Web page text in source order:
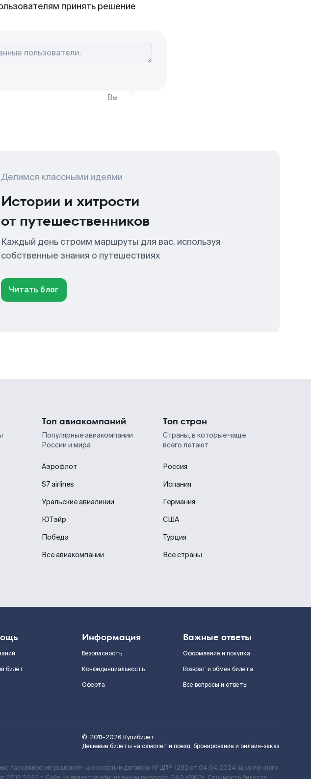
принять решение
Вы
Делимся классными идеями
Истории и хитрости
от путешественников
Каждый день строим маршруты для вас, используя
собственные знания о путешествиях
Читать блог
Топ авиакомпаний
Популярные авиакомпании
России и мира
Аэрофлот
S7 airlines
Уральские авиалинии
ЮТэйр
Победа
Все авиакомпании
Топ стран
Страны, в которые чаще
всего летают
Россия
Испания
Германия
США
Турция
Все страны
билет
Информация
Безопасность
Конфиденциальность
Оферта
Важные ответы
Оформление и покупка
Возврат и обмен билета
Все вопросы и ответы
© 2011–2026 Купибилет
Дешёвые билеты на самолёт и поезд, бронирование и онлайн-заказ
пассажирские решения» на основании договора № ЦПР-1282 от 04.04.2024 заключенного